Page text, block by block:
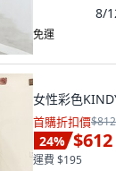
8/
免運
女性彩色
首購折扣價$812
24% $612
運費 $195